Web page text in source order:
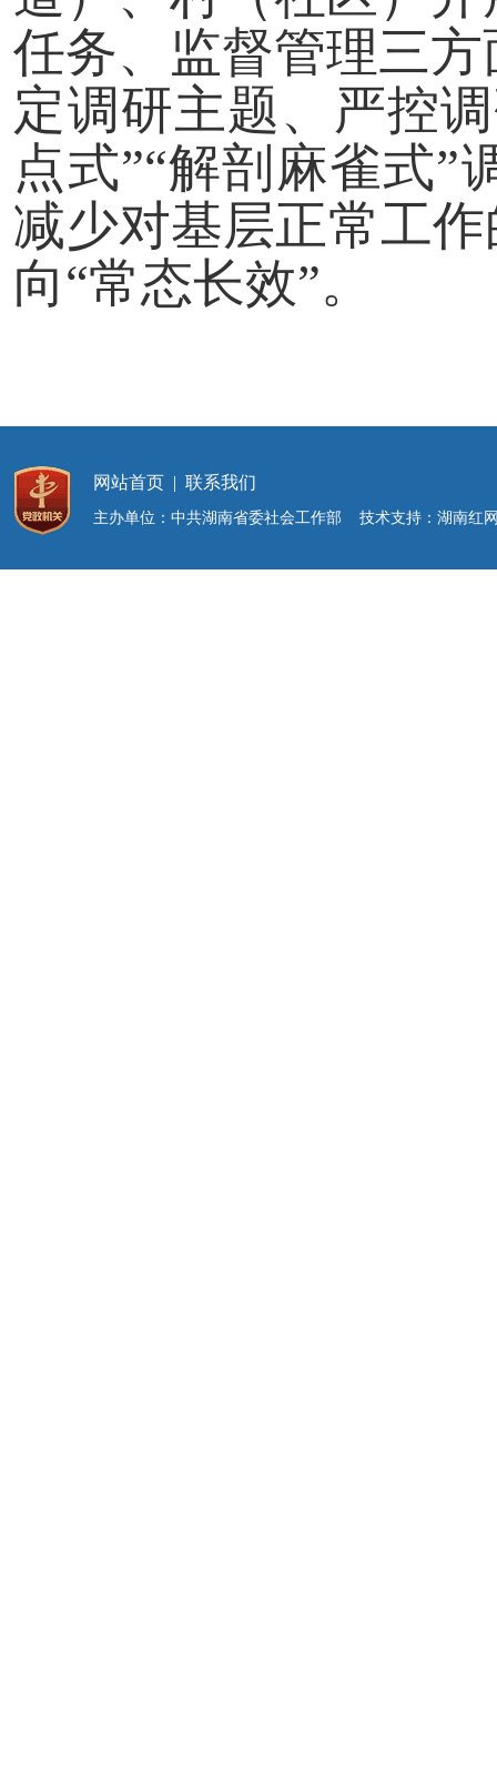
任务、监督管理三
定调研主题、严控
点式”“解剖麻雀式
减少对基层正常工
向“常态长效”。
网站首页 |联系我们
主办单位：中共湖南省委社会工作部 技术支持：湖南红